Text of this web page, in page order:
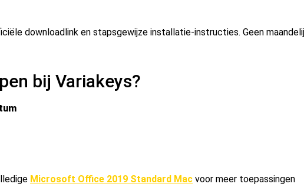
downloadlink en stapsgewijze installatie-instructies. Geen
bij Variakeys?
Microsoft Office 2019 Standard Mac voor meer toepassingen